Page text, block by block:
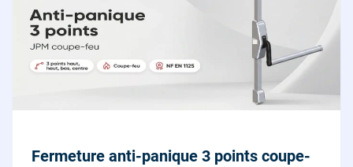
Fermeture anti-panique 3 points coupe-